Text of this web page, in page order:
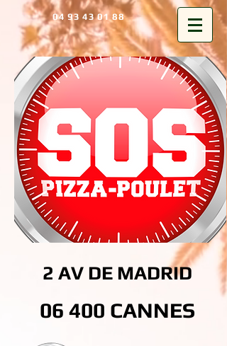
04 93 43 01 88
2 AV DE MADRID
06 400 CANNES